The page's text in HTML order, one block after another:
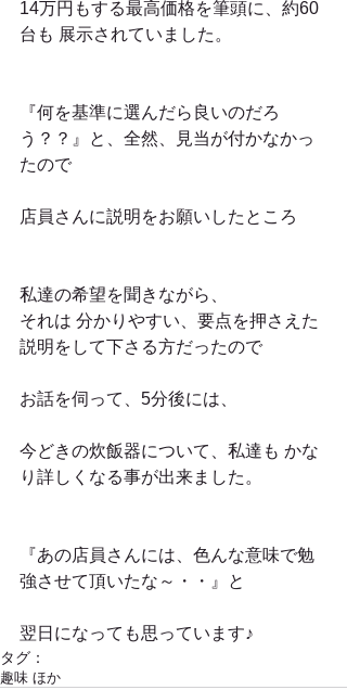
14万円もする最高価格を筆頭に、約60
台も 展示されていました。
『何を基準に選んだら良いのだろ
う？？』と、全然、見当が付かなかっ
たので
店員さんに説明をお願いしたところ
私達の希望を聞きながら、
それは 分かりやすい、要点を押さえた
説明をして下さる方だったので
お話を伺って、5分後には、
今どきの炊飯器について、私達も かな
り詳しくなる事が出来ました。
『あの店員さんには、色んな意味で勉
強させて頂いたな～・・』と
翌日になっても思っています♪
タグ：
趣味 ほか